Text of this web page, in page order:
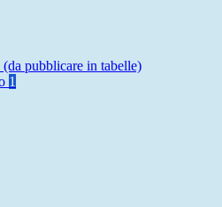
pubblicare in tabelle)
1